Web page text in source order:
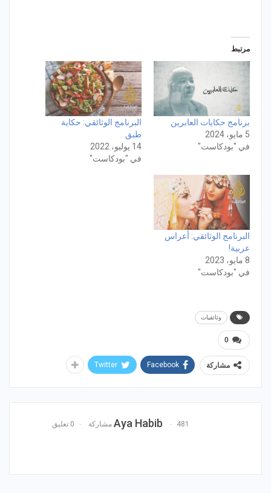
مرتبط
برنامج حكايات العابرين
5 مايو، 2024
في "بودكاست"
البرنامج الوثائقي: حكاية
طبق
14 يوليو، 2022
في "بودكاست"
البرنامج الوثائقي: أعراس
عربية!
8 مايو، 2023
في "بودكاست"
وثائقيات
0
مشاركة Facebook
Twitter
Aya Habib 481 مشاركة 0 تعليق